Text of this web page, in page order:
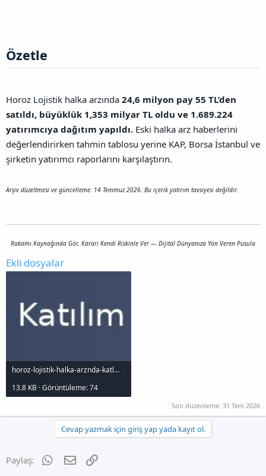
Özetle​
Horoz Lojistik halka arzında 24,6 milyon pay 55 TL’den
satıldı, büyüklük 1,353 milyar TL oldu ve 1.689.224
yatırımcıya dağıtım yapıldı. Eski halka arz haberlerini
değerlendirirken tahmin tablosu yerine KAP, Borsa İstanbul ve
şirketin yatırımcı raporlarını karşılaştırın.
Arşiv düzeltmesi ve güncelleme: 14 Temmuz 2026. Bu içerik yatırım tavsiyesi değildir.
Rakamı Kaynağında Gör, Kararı Kendi Riskinle Ver — Dijital Dünyanıza Yön Veren Pusula
Ekli dosyalar
horoz-lojistik-halka-arznda-katlm-says-ve-lot-dagtm_1000x120.jpg
13.8 KB · Görüntüleme: 74
Son düzenleme: 31 Tem 2026
Cevap yazmak için giriş yap yada kayıt ol.
Paylaş: WhatsApp
E-posta